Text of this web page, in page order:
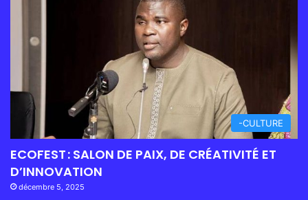
-CULTURE
ECOFEST : SALON DE PAIX, DE CRÉATIVITÉ ET
D’INNOVATION
décembre 5, 2025